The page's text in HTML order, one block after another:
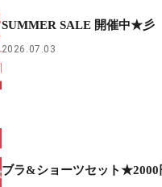
SUMMER SALE 開催中★彡
2026.07.03
ブラ&ショーツセット★2000